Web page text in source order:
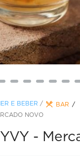
E BEBER /
BAR
NOVO
-